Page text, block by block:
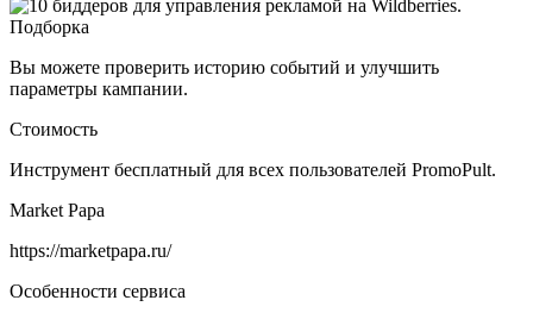
Вы можете проверить историю событий и улучшить
параметры кампании.
Стоимость
Инструмент бесплатный для всех пользователей PromoPult.
Market Papa
https://marketpapa.ru/
Особенности сервиса